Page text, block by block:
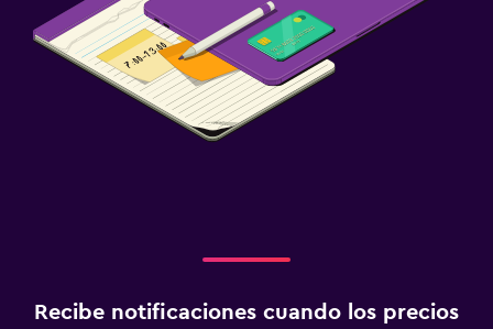
Recibe notificaciones cuando los precios